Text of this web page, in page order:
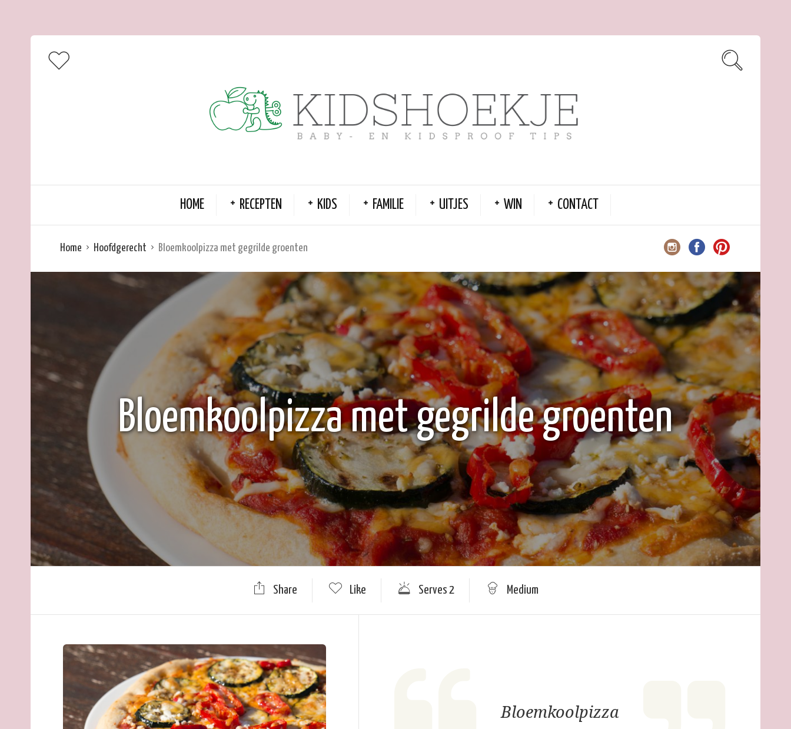
HOME RECEPTEN KIDS FAMILIE UITJES WIN CONTACT
Home Hoofdgerecht Bloemkoolpizza met gegrilde groenten
Bloemkoolpizza met gegrilde groenten
Share Like Serves 2 Medium
Bloemkoolpizza